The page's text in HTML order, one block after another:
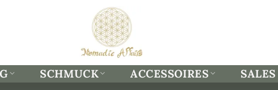
SCHMUCK ACCESSOIRES SALES